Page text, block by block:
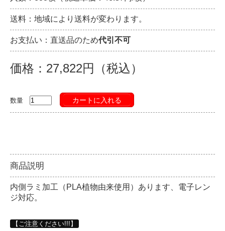
送料：地域により送料が変わります。
お支払い：直送品のため代引不可
価格：27,822円（税込）
数量 カートに入れる
商品説明
内側ラミ加工（PLA植物由来使用）あります、電子レン
ジ対応。
【ご注意ください!!!】